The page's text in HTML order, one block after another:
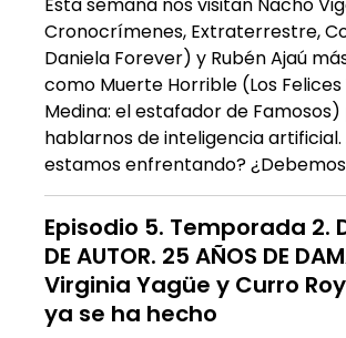
Cronocrímenes, Extraterrestre,
Daniela Forever) y Rubén Ajaú
como Muerte Horrible (Los Felices
Medina: el estafador de
hablarnos de inteligencia artificial.
estamos enfrentando?
Episodio 5. Temporada 2.
DE AUTOR. 25 AÑOS DE
Virginia Yagüe y Curro
ya se ha hecho